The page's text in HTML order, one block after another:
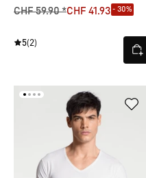
CHF 59.90 *CHF 41.93 - 30%
5(2)